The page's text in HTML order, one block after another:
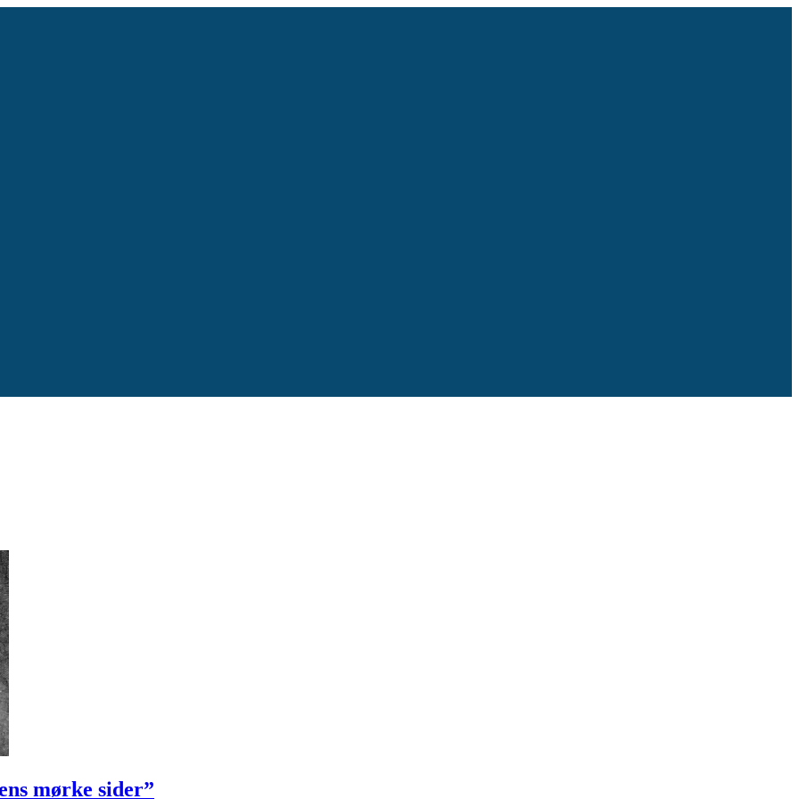
mørke sider”